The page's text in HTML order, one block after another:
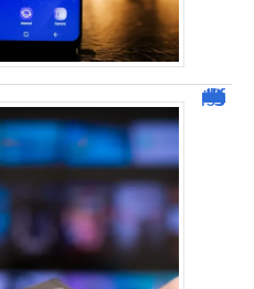
Malgrim, la plateforme de streaming gratuite